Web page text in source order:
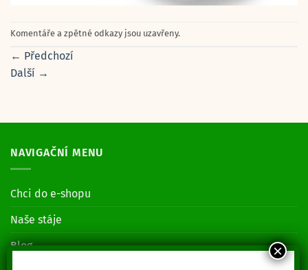
Komentáře a zpětné odkazy jsou uzavřeny.
← Předchozí
Další →
NAVIGAČNÍ MENU
Chci do e-shopu
Naše stáje
Blog